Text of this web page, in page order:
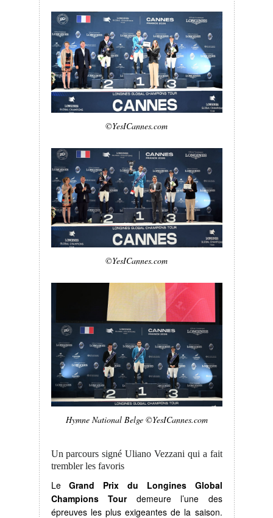
©YesICannes.com
©YesICannes.com
Hymne National Belge ©YesICannes.com
Un parcours signé Uliano Vezzani qui a fait
trembler les favoris
LeGrand Prix du Longines Global
Champions Tourdemeure l’une des
épreuves les plus exigeantes de la saison.